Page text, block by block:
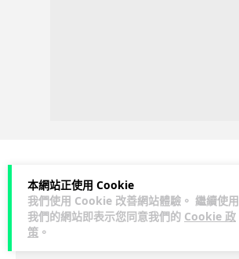
本網站正使用 Cookie
我們使用 Cookie 改善網站體驗。 繼續使用
我們的網站即表示您同意我們的 Cookie 政
策 。
人工智能
Lawton